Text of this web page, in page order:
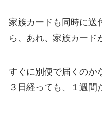
家族カードも同時に送
ら、あれ、家族カード
すぐに別便で届くのか
３日経っても、１週間